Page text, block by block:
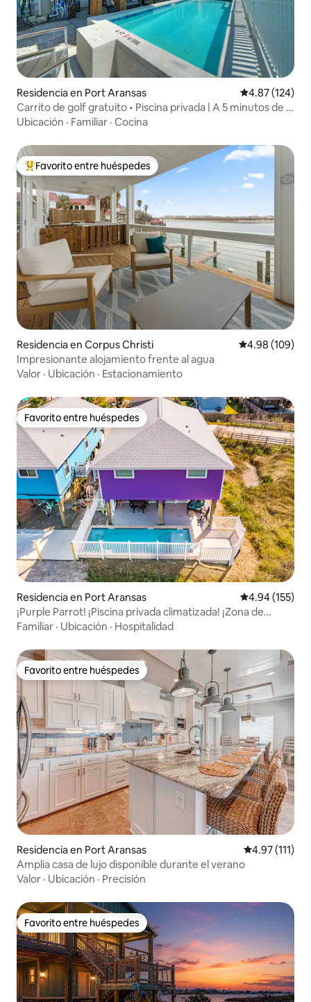
Residencia en Port Aransas Calificación
4.87 (124)
Carrito de golf gratuito • Piscina privada | A 5 minutos de la
playa
Ubicación · Familiar · Cocina
De los mejores en Favorito entre huéspedes
Favorito entre huéspedes
Residencia en Corpus Christi Calificación
4.98 (109)
Impresionante alojamiento frente al agua
Valor · Ubicación · Estacionamiento
Favorito entre huéspedes
Favorito entre huéspedes
Residencia en Port Aransas Calificación
4.94 (155)
¡Purple Parrot! ¡Piscina privada climatizada! ¡Zona de
carritos!
Familiar · Ubicación · Hospitalidad
Favorito entre huéspedes
Favorito entre huéspedes
Residencia en Port Aransas Calificación
4.97 (111)
Amplia casa de lujo disponible durante el verano
Valor · Ubicación · Precisión
Favorito entre huéspedes
Favorito entre huéspedes